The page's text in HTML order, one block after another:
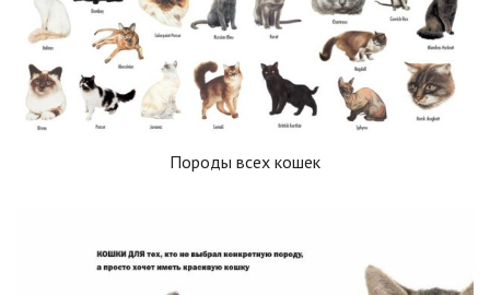
Породы всех кошек